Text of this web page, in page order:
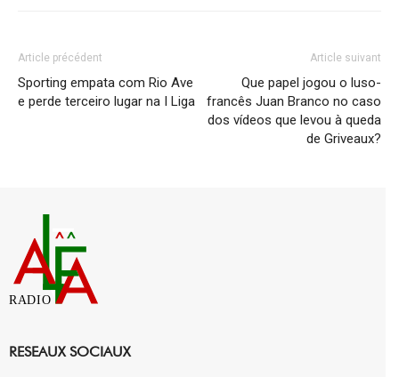
Article précédent
Sporting empata com Rio Ave
e perde terceiro lugar na I Liga
Article suivant
Que papel jogou o luso-
francês Juan Branco no caso
dos vídeos que levou à queda
de Griveaux?
RADIO
RESEAUX SOCIAUX